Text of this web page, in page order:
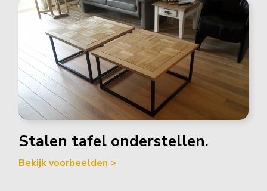
Stalen tafel onderstellen.
Bekijk voorbeelden >